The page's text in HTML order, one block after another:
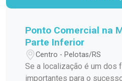
Ponto Comercial na
Parte Inferior
Centro - Pelotas/RS
Se a localização é um dos
importantes para o